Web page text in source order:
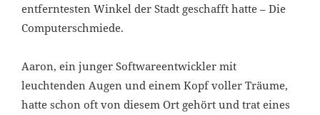
entferntesten Winkel der Stadt geschafft hatte – Die
Computerschmiede.
Aaron, ein junger Softwareentwickler mit
leuchtenden Augen und einem Kopf voller Träume,
hatte schon oft von diesem Ort gehört und trat eines